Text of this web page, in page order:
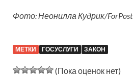
Фото: Неонилла Кудрик/ForPost
МЕТКИ ГОСУСЛУГИ ЗАКОН
(Пока оценок нет)